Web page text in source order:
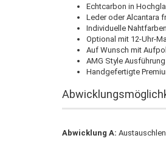
Echtcarbon in
Leder oder Alcantara
Individuelle
Optional mit 12-Uhr-
Auf Wunsch mit
AMG Style
Handgefertigte
Abwicklung A: